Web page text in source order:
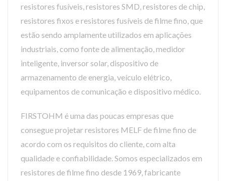
resistores fusíveis, resistores SMD, resistores de chip,
resistores fixos e resistores fusíveis de filme fino, que
estão sendo amplamente utilizados em aplicações
industriais, como fonte de alimentação, medidor
inteligente, inversor solar, dispositivo de
armazenamento de energia, veículo elétrico,
equipamentos de comunicação e dispositivo médico.
FIRSTOHM é uma das poucas empresas que
consegue projetar resistores MELF de filme fino de
acordo com os requisitos do cliente, com alta
qualidade e confiabilidade. Somos especializados em
resistores de filme fino desde 1969, fabricante